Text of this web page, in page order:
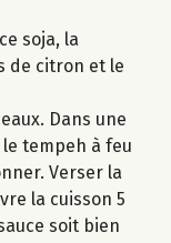
soja, la
de citron et le
Dans une
tempeh à feu
Verser la
la cuisson 5
soit bien